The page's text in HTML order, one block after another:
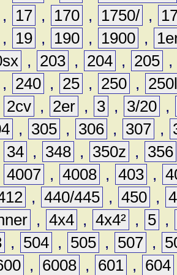
, 17 , 170 , 1750/ ,
, 19 , 190 , 1900 ,
, 203 , 204 , 205 ,
, 240 , 25 , 250 ,
2cv , 2er , 3 , 3/20 ,
, 305 , 306 , 307 ,
34 , 348 , 350z ,
356
4007 , 4008 , 403 ,
, 440/445 , 450 ,
, 4x4 , 4x4² , 5 ,
, 504 , 505 , 507 ,
, 6008 , 601 , 604